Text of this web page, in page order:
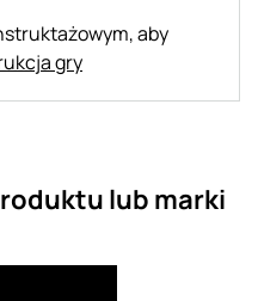
aby
gry
lub marki